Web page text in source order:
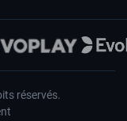
réservés.